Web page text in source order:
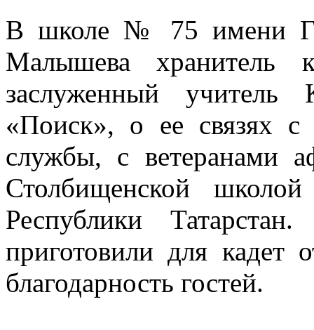
В школе № 75 имени
Малышева хранитель
заслуженный учитель
«Поиск», о ее связях
службы, с ветеранами
Столбищенской
Республики
приготовили для кадет
благодарность гостей.